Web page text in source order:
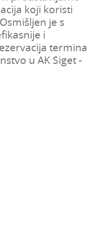
koji koristi
je s
i
termina
u AK Siget -